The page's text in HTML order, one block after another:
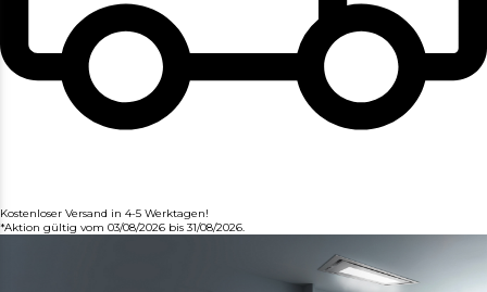
Kostenloser Versand in 4-5 Werktagen!
*Aktion gültig vom 03/08/2026 bis 31/08/2026.